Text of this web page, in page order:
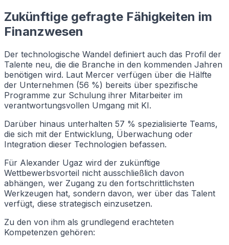
Zukünftige gefragte Fähigkeiten im
Finanzwesen
Der technologische Wandel definiert auch das Profil der
Talente neu, die die Branche in den kommenden Jahren
benötigen wird. Laut Mercer verfügen über die Hälfte
der Unternehmen (56 %) bereits über spezifische
Programme zur Schulung ihrer Mitarbeiter im
verantwortungsvollen Umgang mit KI.
Darüber hinaus unterhalten 57 % spezialisierte Teams,
die sich mit der Entwicklung, Überwachung oder
Integration dieser Technologien befassen.
Für Alexander Ugaz wird der zukünftige
Wettbewerbsvorteil nicht ausschließlich davon
abhängen, wer Zugang zu den fortschrittlichsten
Werkzeugen hat, sondern davon, wer über das Talent
verfügt, diese strategisch einzusetzen.
Zu den von ihm als grundlegend erachteten
Kompetenzen gehören: